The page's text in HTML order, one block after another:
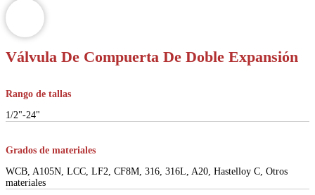
Válvula De Compuerta De Doble Expansión
Rango de tallas
1/2"-24"
Grados de materiales
WCB, A105N, LCC, LF2, CF8M, 316, 316L, A20, Hastelloy C, Otros
materiales